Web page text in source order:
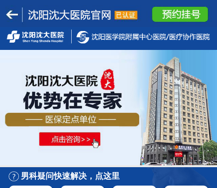
男科疑问快速解决，点这里